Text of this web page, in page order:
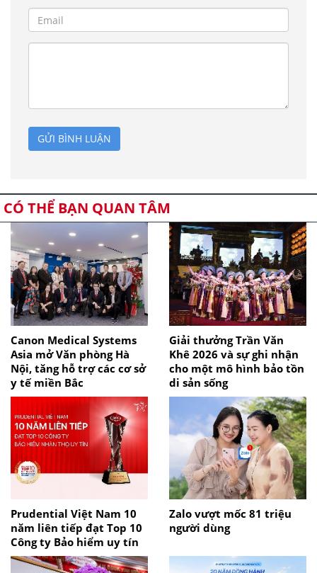
GỬI BÌNH LUẬN
CÓ THỂ BẠN QUAN TÂM
Canon Medical Systems
Asia mở Văn phòng Hà
Nội, tăng hỗ trợ các cơ sở
y tế miền Bắc
Giải thưởng Trần Văn
Khê 2026 và sự ghi nhận
cho một mô hình bảo tồn
di sản sống
Prudential Việt Nam 10
năm liên tiếp đạt Top 10
Công ty Bảo hiểm uy tín
Zalo vượt mốc 81 triệu
người dùng